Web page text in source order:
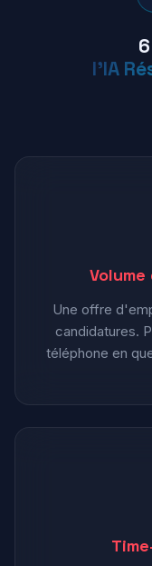
l'IA
Une offre
candidatures.
téléphone en